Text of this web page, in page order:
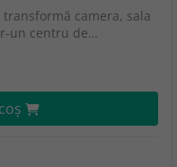
camera, sala
un centru de…